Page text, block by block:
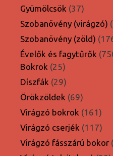
Gyümölcsök 3737
termék
Szobanövény (virágzó)
Szobanövény (zöld)
Évelők és fagytűrők
Bokrok 2525
termék
Díszfák 2929
termék
Örökzöldek 6969
termék
Virágzó bokrok 161161
Virágzó cserjék 117117
Virágzó fásszárú bokor